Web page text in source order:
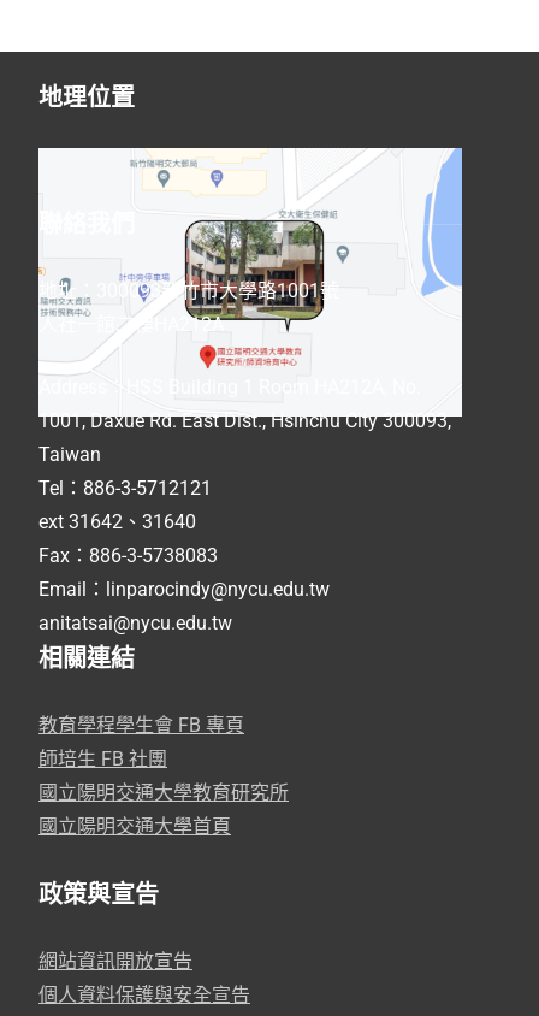
地理位置
地址：300093新竹市大學路1001號
人社一館二樓HA212A
1001, Daxue Rd. East Dist., Hsinchu City 300093,
Taiwan
Tel：886-3-5712121
ext 31642、31640
Fax：886-3-5738083
Email：linparocindy@nycu.edu.tw
anitatsai@nycu.edu.tw
相關連結
教育學程學生會 FB 專頁
師培生 FB 社團
國立陽明交通大學教育研究所
國立陽明交通大學首頁
政策與宣告
網站資訊開放宣告
個人資料保護與安全宣告